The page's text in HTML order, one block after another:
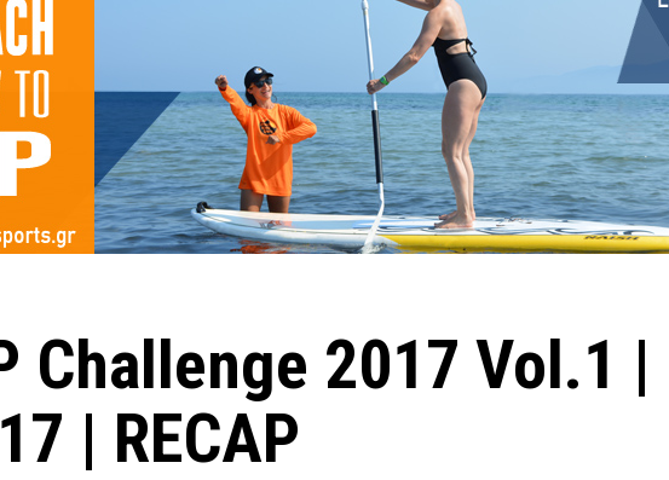
Challenge 2017 Vol.1 |
| RECAP